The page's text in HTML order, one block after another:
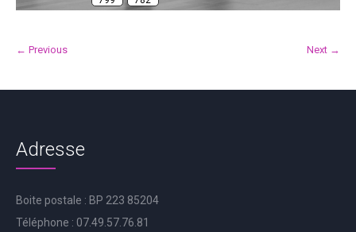
← Previous Next →
Adresse
Boite postale : BP 223 85204
Téléphone : 07.49.57.76.81